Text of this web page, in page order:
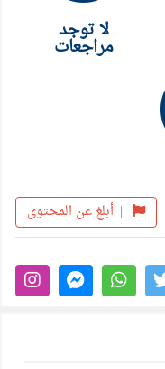
لا توجد
مراجعات
| أبلغ عن المحتوى